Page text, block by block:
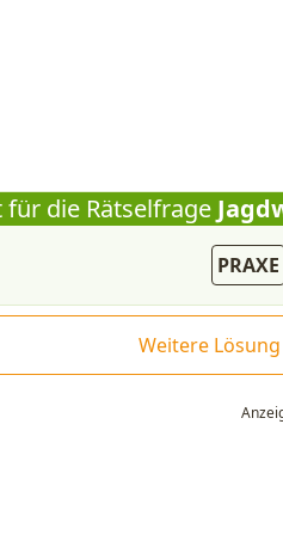
für die Rätselfrage
PRAXE
Weitere